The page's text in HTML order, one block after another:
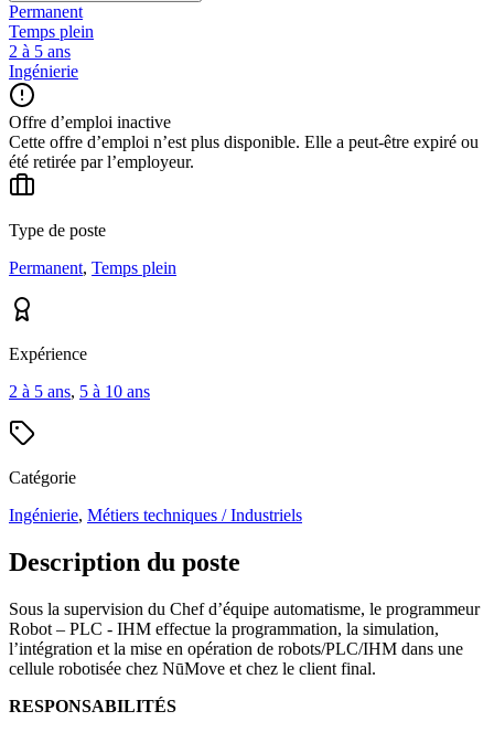
Permanent
Temps plein
2 à 5 ans
Ingénierie
Offre d’emploi inactive
Cette offre d’emploi n’est plus disponible. Elle a peut-être expiré ou
été retirée par l’employeur.
Type de poste
Permanent, Temps plein
Expérience
2 à 5 ans, 5 à 10 ans
Catégorie
Ingénierie, Métiers techniques / Industriels
Description du poste
Sous la supervision du Chef d’équipe automatisme, le programmeur
Robot – PLC - IHM effectue la programmation, la simulation,
l’intégration et la mise en opération de robots/PLC/IHM dans une
cellule robotisée chez NūMove et chez le client final.
RESPONSABILITÉS